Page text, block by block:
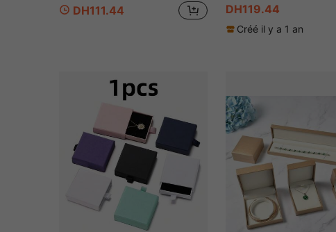
DH111.44 DH119.44
Créé il y a 1 an